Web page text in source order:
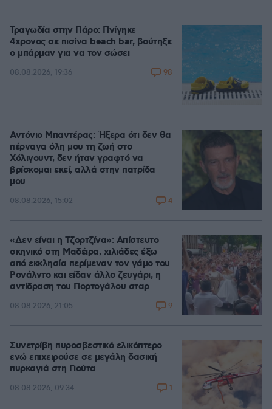
Τραγωδία στην Πάρο: Πνίγηκε
4χρονος σε πισίνα beach bar, βούτηξε
ο μπάρμαν για να τον σώσει
08.08.2026, 19:36 98
Αντόνιο Μπαντέρας: Ήξερα ότι δεν θα
πέρναγα όλη μου τη ζωή στο
Χόλιγουντ, δεν ήταν γραφτό να
βρίσκομαι εκεί, αλλά στην πατρίδα
μου
08.08.2026, 15:02 4
«Δεν είναι η Τζορτζίνα»: Απίστευτο
σκηνικό στη Μαδέιρα, χιλιάδες έξω
από εκκλησία περίμεναν τον γάμο του
Ρονάλντο και είδαν άλλο ζευγάρι, η
αντίδραση του Πορτογάλου σταρ
08.08.2026, 21:05 9
Συνετρίβη πυροσβεστικό ελικόπτερο
ενώ επιχειρούσε σε μεγάλη δασική
πυρκαγιά στη Γιούτα
08.08.2026, 09:34 1